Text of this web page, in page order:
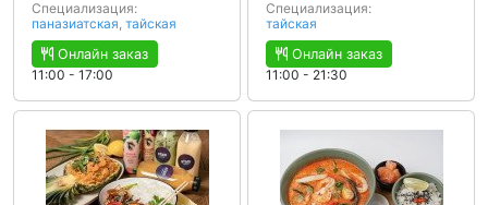
Специализация:
паназиатская тайская
Онлайн заказ
11:00 - 17:00
Специализация:
тайская
Онлайн заказ
11:00 - 21:30